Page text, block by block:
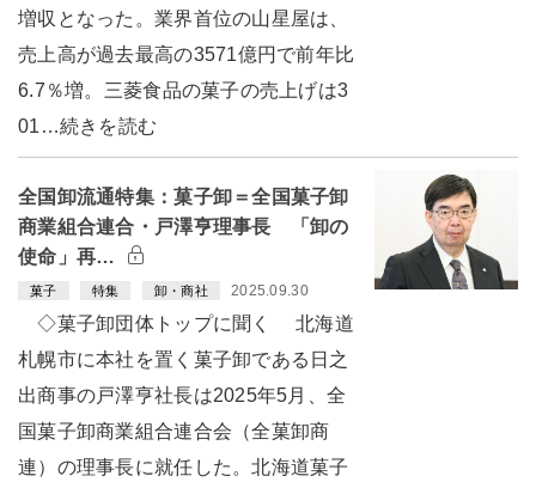
増収となった。業界首位の山星屋は、
売上高が過去最高の3571億円で前年比
6.7％増。三菱食品の菓子の売上げは3
01…続きを読む
全国卸流通特集：菓子卸＝全国菓子卸
商業組合連合・戸澤亨理事長 「卸の
使命」再…
菓子 特集 卸・商社 2025.09.30
◇菓子卸団体トップに聞く 北海道
札幌市に本社を置く菓子卸である日之
出商事の戸澤亨社長は2025年5月、全
国菓子卸商業組合連合会（全菓卸商
連）の理事長に就任した。北海道菓子